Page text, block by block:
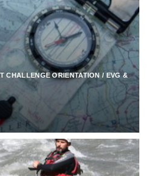
CHALLENGE ORIENTATION / EVG &